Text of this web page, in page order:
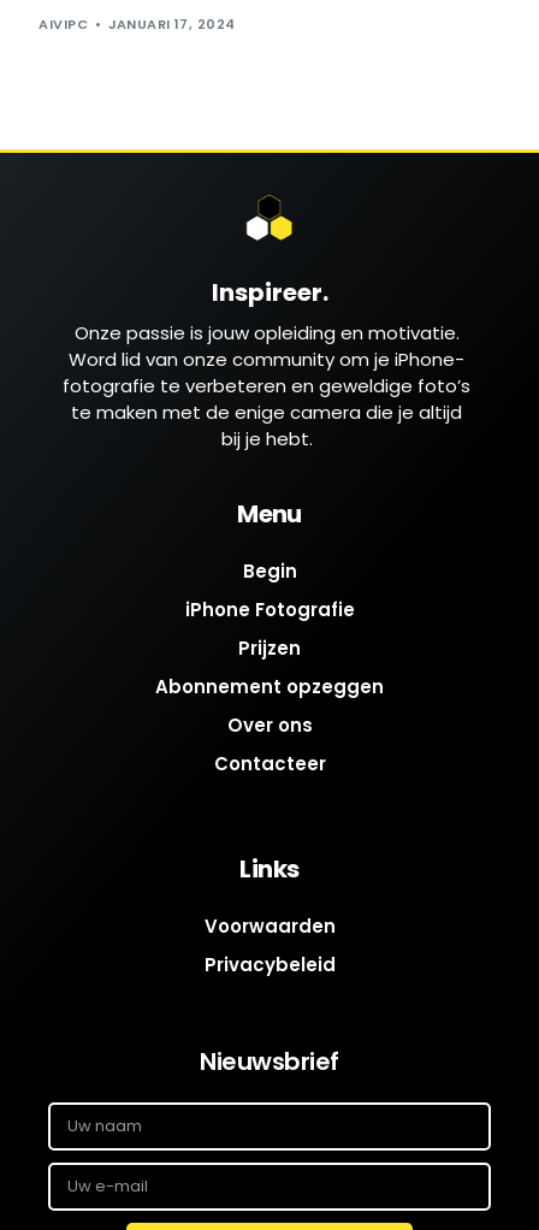
AIVIPC JANUARI 17, 2024
Inspireer.
Onze passie is jouw opleiding en motivatie.
Word lid van onze community om je iPhone-
fotografie te verbeteren en geweldige foto’s
te maken met de enige camera die je altijd
bij je hebt.
Menu
Begin
iPhone Fotografie
Prijzen
Abonnement opzeggen
Over ons
Contacteer
Links
Voorwaarden
Privacybeleid
Nieuwsbrief